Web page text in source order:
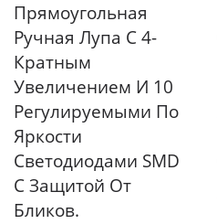
Прямоугольная
Ручная Лупа С 4-
Кратным
Увеличением И 10
Регулируемыми По
Яркости
Светодиодами SMD
С Защитой От
Бликов.